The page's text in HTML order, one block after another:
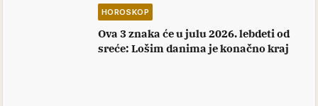
HOROSKOP
Ova 3 znaka će u julu 2026. lebdeti od
sreće: Lošim danima je konačno kraj